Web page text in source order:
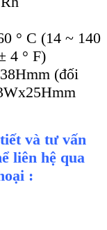
° C (14 ~ 140
4 ° F)
(đối
và tư vấn
liên hệ qua
: